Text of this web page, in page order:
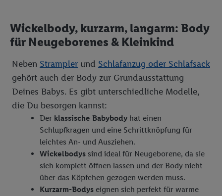
Wickelbody, kurzarm, langarm: Body
für Neugeborenes & Kleinkind
Neben Strampler und Schlafanzug oder Schlafsack
gehört auch der Body zur Grundausstattung
Deines Babys. Es gibt unterschiedliche Modelle,
die Du besorgen kannst:
Der klassische Babybody hat einen
Schlupfkragen und eine Schrittknöpfung für
leichtes An- und Ausziehen.
Wickelbodys sind ideal für Neugeborene, da sie
sich komplett öffnen lassen und der Body nicht
über das Köpfchen gezogen werden muss.
Kurzarm-Bodys eignen sich perfekt für warme
Verwendung genauer Standortdaten. Erstellung von
Profilen für personalisierte Werbung. Speichern von oder
Zugriff auf Informationen auf einem Endgerät.
Entwicklung und Verbesserung der Angebote. Analyse
von Zielgruppen durch Statistiken oder Kombinationen
von Daten aus verschiedenen Quellen. Verwendung
reduzierter Daten zur Auswahl von Werbeanzeigen.
Messung der Werbeleistung. Verwendung von Profilen
zur Auswahl personalisierter Werbung.
Liste der Partner (Lieferanten)